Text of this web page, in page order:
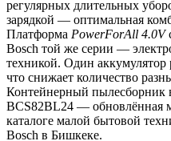
регулярных длительных
зарядкой — оптимальная
Платформа PowerForAll 4.0V
Bosch той же серии —
техникой. Один аккумулятор
что снижает количество
Контейнерный пылесборник
BCS82BL24 — обновлённая
каталоге малой бытовой
Bosch в Бишкеке.